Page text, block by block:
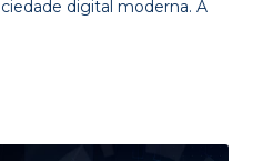
digital moderna. A